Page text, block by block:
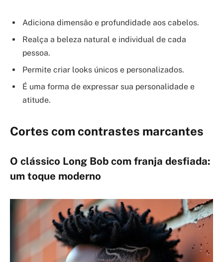
Adiciona dimensão e profundidade aos cabelos.
Realça a beleza natural e individual de cada
pessoa.
Permite criar looks únicos e personalizados.
É uma forma de expressar sua personalidade e
atitude.
Cortes com contrastes marcantes
O clássico Long Bob com franja desfiada:
um toque moderno